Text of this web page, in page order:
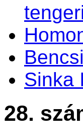
Sinka
28.